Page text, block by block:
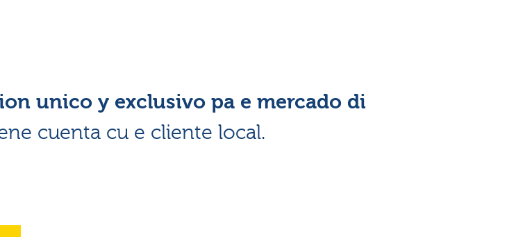
unico y exclusivo pa e mercado di
cuenta cu e cliente local.